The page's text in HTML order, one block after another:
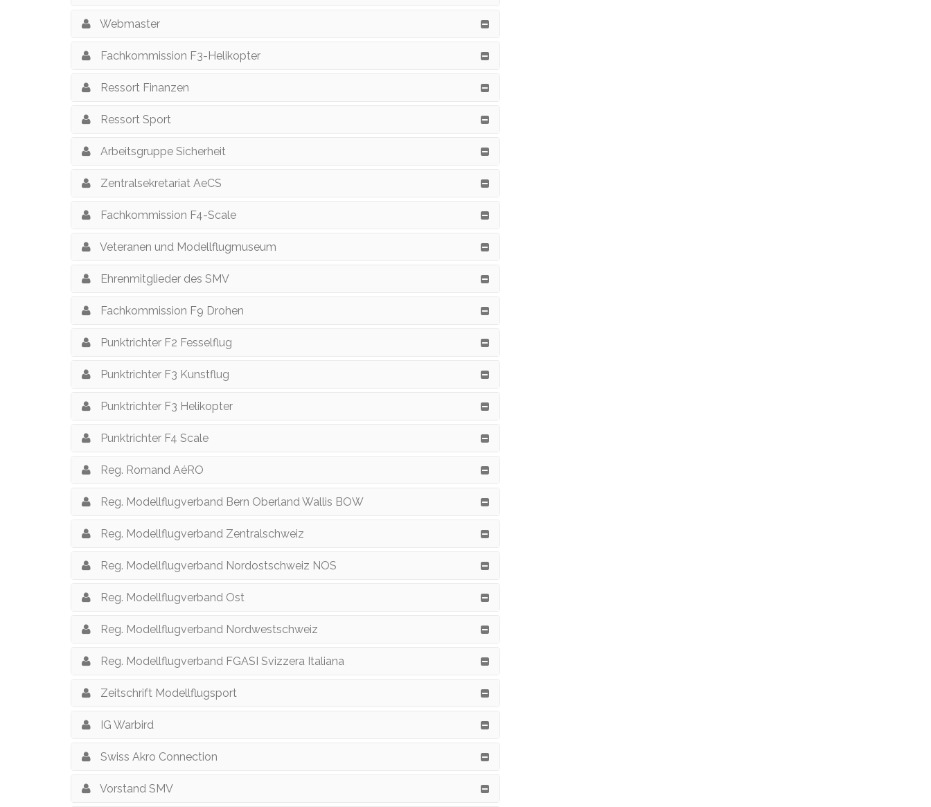
Webmaster
Fachkommission F3-Helikopter
Ressort Finanzen
Ressort Sport
Arbeitsgruppe Sicherheit
Zentralsekretariat AeCS
Fachkommission F4-Scale
Veteranen und Modellflugmuseum
Ehrenmitglieder des SMV
Fachkommission F9 Drohen
Punktrichter F2 Fesselflug
Punktrichter F3 Kunstflug
Punktrichter F3 Helikopter
Punktrichter F4 Scale
Reg. Romand AéRO
Reg. Modellflugverband Bern Oberland Wallis BOW
Reg. Modellflugverband Zentralschweiz
Reg. Modellflugverband Nordostschweiz NOS
Reg. Modellflugverband Ost
Reg. Modellflugverband Nordwestschweiz
Reg. Modellflugverband FGASI Svizzera Italiana
Zeitschrift Modellflugsport
IG Warbird
Swiss Akro Connection
Vorstand SMV